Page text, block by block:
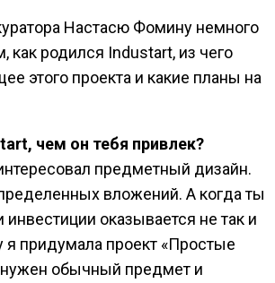
Настасю Фомину немного
как родился Industart, из чего
этого проекта и какие планы на
чем он тебя привлек?
предметный дизайн.
вложений. А когда ты
инвестиции оказывается не так и
я придумала проект «Простые
нужен обычный предмет и